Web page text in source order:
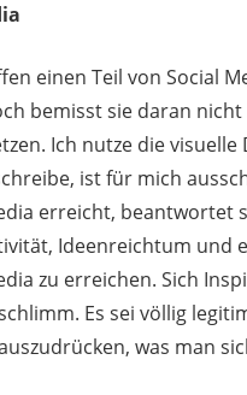
einen Teil von Social
bemisst sie daran
Ich nutze die
ist für mich
erreicht, beantwortet
Ideenreichtum
zu erreichen. Sich
Es sei völlig
was man